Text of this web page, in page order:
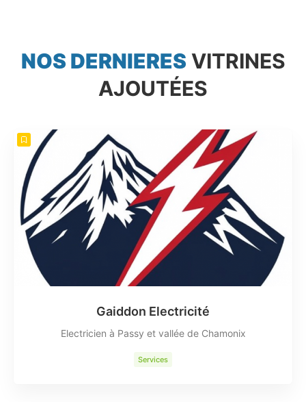
NOS DERNIERES VITRINES
AJOUTÉES
Gaiddon Electricité
Electricien à Passy et vallée de Chamonix
Services